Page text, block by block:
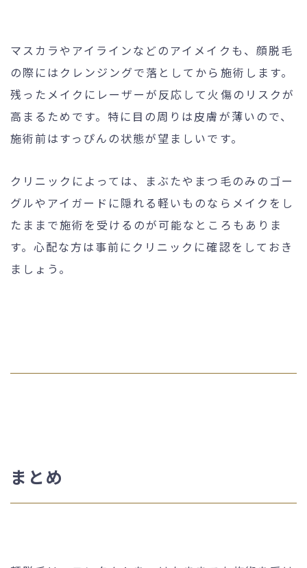
マスカラやアイラインなどのアイメイクも、顔脱毛
の際にはクレンジングで落としてから施術します。
残ったメイクにレーザーが反応して火傷のリスクが
高まるためです。特に目の周りは皮膚が薄いので、
施術前はすっぴんの状態が望ましいです。
クリニックによっては、まぶたやまつ毛のみのゴー
グルやアイガードに隠れる軽いものならメイクをし
たままで施術を受けるのが可能なところもありま
す。心配な方は事前にクリニックに確認をしておき
ましょう。
まとめ